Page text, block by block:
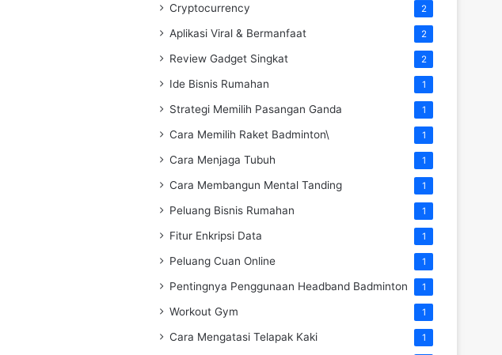
Cryptocurrency 2
Aplikasi Viral & Bermanfaat 2
Review Gadget Singkat 2
Ide Bisnis Rumahan 1
Strategi Memilih Pasangan Ganda 1
Cara Memilih Raket Badminton\ 1
Cara Menjaga Tubuh 1
Cara Membangun Mental Tanding 1
Peluang Bisnis Rumahan 1
Fitur Enkripsi Data 1
Peluang Cuan Online 1
Pentingnya Penggunaan Headband Badminton 1
Workout Gym 1
Cara Mengatasi Telapak Kaki 1